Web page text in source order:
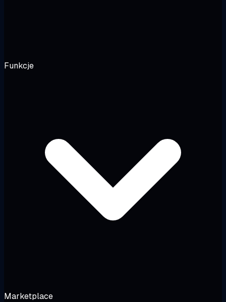
Funkcje
Marketplace